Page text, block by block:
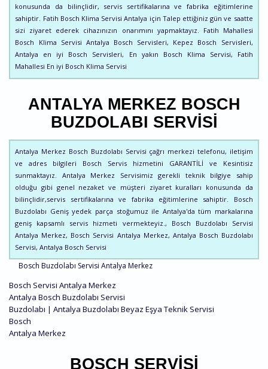
konusunda da bilinçlidir, servis sertifikalarına ve fabrika eğitimlerine
sahiptir. Fatih Bosch Klima Servisi Antalya için Talep ettiğiniz gün ve saatte
sizi ziyaret ederek cihazınızın onarımını yapmaktayız. Fatih Mahallesi
Bosch Klima Servisi Antalya Bosch Servisleri, Kepez Bosch Servisleri,
Antalya en iyi Bosch Servisleri, En yakın Bosch Klima Servisi, Fatih
Mahallesi En iyi Bosch Klima Servisi
ANTALYA MERKEZ BOSCH
BUZDOLABI SERVISI
Antalya Merkez Bosch Buzdolabı Servisi çağrı merkezi telefonu, iletişim
ve adres bilgileri Bosch Servis hizmetini GARANTİLİ ve Kesintisiz
sunmaktayız. Antalya Merkez Servisimiz gerekli teknik bilgiye sahip
olduğu gibi genel nezaket ve müşteri ziyaret kuralları konusunda da
bilinçlidir,servis sertifikalarına ve fabrika eğitimlerine sahiptir. Bosch
Buzdolabı Geniş yedek parça stoğumuz ile Antalya'da tüm markalarına
geniş kapsamlı servis hizmeti vermekteyiz., Bosch Buzdolabı Servisi
Antalya Merkez, Bosch Servisi Antalya Merkez, Antalya Bosch Buzdolabı
Servisi, Antalya Bosch Servisi
Bosch Buzdolabı Servisi Antalya Merkez
Bosch Servisi Antalya Merkez
Antalya Bosch Buzdolabı Servisi
Buzdolabı | Antalya Buzdolabı Beyaz Eşya Teknik Servisi
Bosch
Antalya Merkez
BOSCH SERVISI